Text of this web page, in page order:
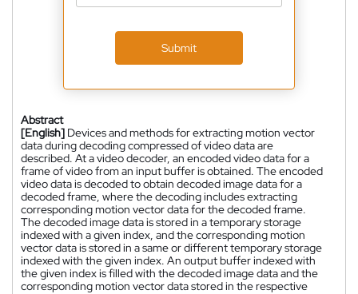
Submit
Abstract
[English] Devices and methods for extracting motion vector
data during decoding compressed of video data are
described. At a video decoder, an encoded video data for a
frame of video from an input buffer is obtained. The encoded
video data is decoded to obtain decoded image data for a
decoded frame, where the decoding includes extracting
corresponding motion vector data for the decoded frame.
The decoded image data is stored in a temporary storage
indexed with a given index, and the corresponding motion
vector data is stored in a same or different temporary storage
indexed with the given index. An output buffer indexed with
the given index is filled with the decoded image data and the
corresponding motion vector data stored in the respective